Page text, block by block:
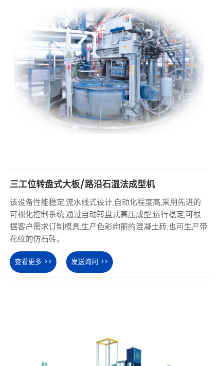
三工位转盘式大板/路沿石湿法成型机
该设备性能稳定,流水线式设计,自动化程度高,采用先进的
可视化控制系统,通过自动转盘式高压成型,运行稳定,可根
据客户需求订制模具,生产色彩绚丽的混凝土砖,也可生产带
花纹的仿石砖。
查看更多 >> 发送询问 >>